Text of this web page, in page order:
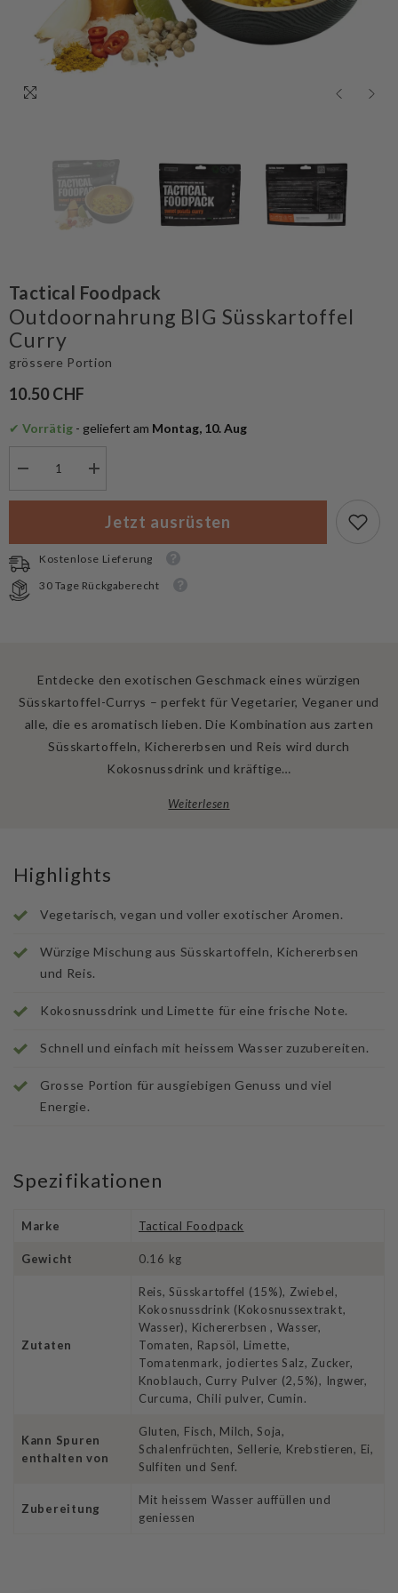
Tactical Foodpack
Outdoornahrung BIG Süsskartoffel
Curry
grössere Portion
10.50 CHF
✔ Vorrätig - geliefert am Montag, 10. Aug
für
Outdoornahrung
BIG
Süsskartoffel
Curry
Menge
für
Tactical
Foodpack
Outdoornahrung
BIG
Süsskartoffel
Curry
Jetzt ausrüsten
Kostenlose Lieferung
30 Tage Rückgaberecht
Entdecke den exotischen Geschmack eines würzigen
Süsskartoffel-Currys – perfekt für Vegetarier, Veganer und
alle, die es aromatisch lieben. Die Kombination aus zarten
Süsskartoffeln, Kichererbsen und Reis wird durch
Kokosnussdrink und kräftige…
Weiterlesen
Highlights
Vegetarisch, vegan und voller exotischer Aromen.
Würzige Mischung aus Süsskartoffeln, Kichererbsen
und Reis.
Kokosnussdrink und Limette für eine frische Note.
Schnell und einfach mit heissem Wasser zuzubereiten.
Grosse Portion für ausgiebigen Genuss und viel
Energie.
Spezifikationen
Marke Tactical Foodpack
Gewicht 0.16 kg
Zutaten
Reis, Süsskartoffel (15%), Zwiebel,
Kokosnussdrink (Kokosnussextrakt,
Wasser), Kichererbsen , Wasser,
Tomaten, Rapsöl, Limette,
Tomatenmark, jodiertes Salz, Zucker,
Knoblauch, Curry Pulver (2,5%), Ingwer,
Curcuma, Chili pulver, Cumin.
Kann Spuren
enthalten von
Gluten, Fisch, Milch, Soja,
Schalenfrüchten, Sellerie, Krebstieren, Ei,
Sulfiten und Senf.
Zubereitung
Mit heissem Wasser auffüllen und
geniessen